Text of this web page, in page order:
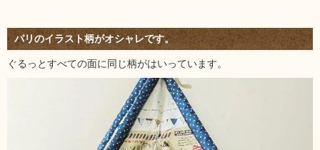
パリのイラスト柄がオシャレです。
ぐるっとすべての面に同じ柄がはいっています。